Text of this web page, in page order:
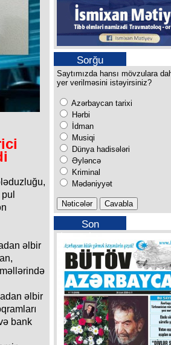
əlbir
əlbir
bank
Sorğu
Saytımızda hansı mövzulara
yer verilməsini istəyirsiniz?
Azərbaycan tarixi
Hərbi
İdman
Musiqi
Dünya hadisələri
Əyləncə
Kriminal
Mədəniyyət
Son
buraxılışımız